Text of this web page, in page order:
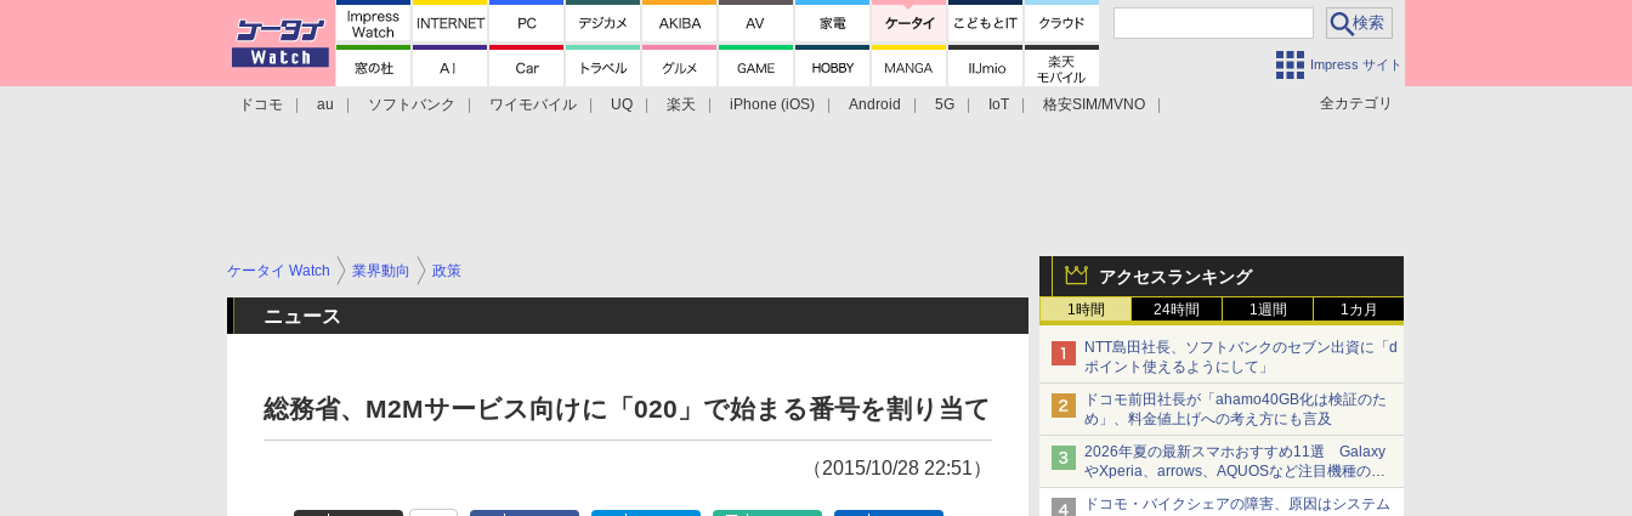
Impress サイト
全カテゴリ
ドコモ au ソフトバンク ワイモバイル UQ 楽天 iPhone (iOS) Android 5G IoT
格安SIM/MVNO
アクセスランキング
1時間 24時間 1週間 1カ月
NTT島田社長、ソフトバンクのセブン出資に「d
ポイント使えるようにして」
ドコモ前田社長が「ahamo40GB化は検証のた
め」、料金値上げへの考え方にも言及
2026年夏の最新スマホおすすめ11選 Galaxy
やXperia、arrows、AQUOSなど注目機種の特
徴は
ドコモ・バイクシェアの障害、原因はシステム
ケータイ Watch 業界動向 政策
ニュース
総務省、M2Mサービス向けに「020」で始まる番号を割り当て
（2015/10/28 22:51）